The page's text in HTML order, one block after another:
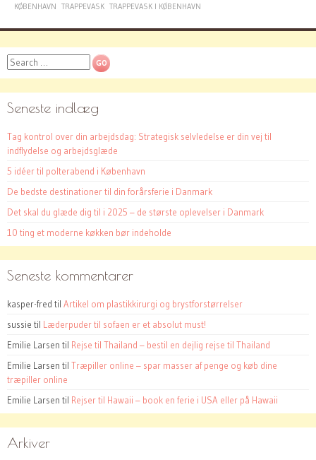
KØBENHAVN TRAPPEVASK TRAPPEVASK I KØBENHAVN
Search
Seneste indlæg
Tag kontrol over din arbejdsdag: Strategisk selvledelse er din vej til
indflydelse og arbejdsglæde
5 idéer til polterabend i København
De bedste destinationer til din forårsferie i Danmark
Det skal du glæde dig til i 2025 – de største oplevelser i Danmark
10 ting et moderne køkken bør indeholde
Seneste kommentarer
kasper-fred til Artikel om plastikkirurgi og brystforstørrelser
sussie til Læderpuder til sofaen er et absolut must!
Emilie Larsen til Rejse til Thailand – bestil en dejlig rejse til Thailand
Emilie Larsen til Træpiller online – spar masser af penge og køb dine
træpiller online
Emilie Larsen til Rejser til Hawaii – book en ferie i USA eller på Hawaii
Arkiver